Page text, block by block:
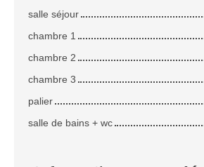
salle séjour
chambre 1
chambre 2
chambre 3
palier
salle de bains + wc